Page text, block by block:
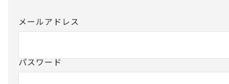
メールアドレス
パスワード